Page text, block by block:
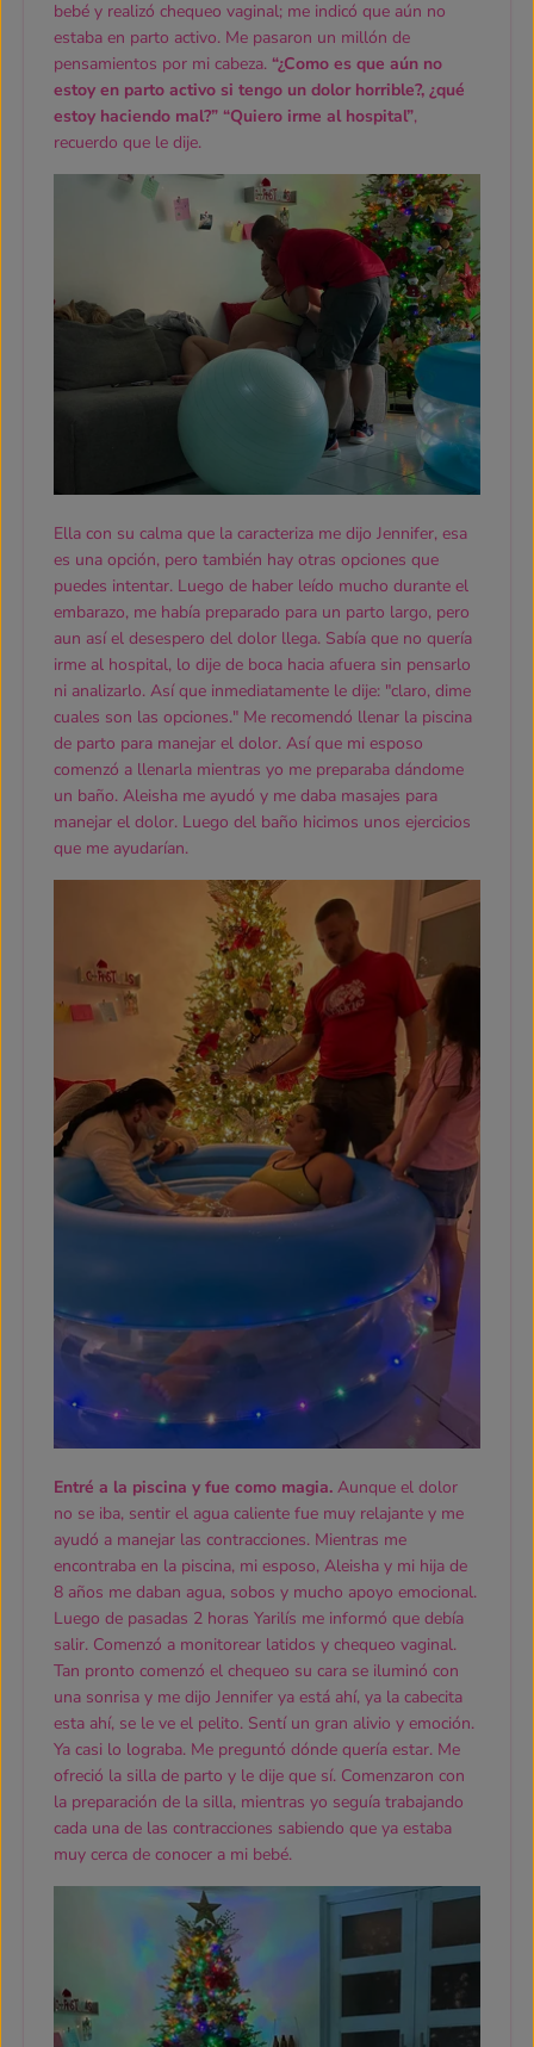
bebé y realizó chequeo vaginal; me indicó que aún no
estaba en parto activo. Me pasaron un millón de
pensamientos por mi cabeza. “¿Como es que aún no
estoy en parto activo si tengo un dolor horrible?, ¿qué
estoy haciendo mal?” “Quiero irme al hospital”,
recuerdo que le dije.
Ella con su calma que la caracteriza me dijo Jennifer, esa
es una opción, pero también hay otras opciones que
puedes intentar. Luego de haber leído mucho durante el
embarazo, me había preparado para un parto largo, pero
aun así el desespero del dolor llega. Sabía que no quería
irme al hospital, lo dije de boca hacia afuera sin pensarlo
ni analizarlo. Así que inmediatamente le dije: "claro, dime
cuales son las opciones." Me recomendó llenar la piscina
de parto para manejar el dolor. Así que mi esposo
comenzó a llenarla mientras yo me preparaba dándome
un baño. Aleisha me ayudó y me daba masajes para
manejar el dolor. Luego del baño hicimos unos ejercicios
que me ayudarían.
Entré a la piscina y fue como magia. Aunque el dolor
no se iba, sentir el agua caliente fue muy relajante y me
ayudó a manejar las contracciones. Mientras me
encontraba en la piscina, mi esposo, Aleisha y mi hija de
8 años me daban agua, sobos y mucho apoyo emocional.
Luego de pasadas 2 horas Yarilís me informó que debía
salir. Comenzó a monitorear latidos y chequeo vaginal.
Tan pronto comenzó el chequeo su cara se iluminó con
una sonrisa y me dijo Jennifer ya está ahí, ya la cabecita
esta ahí, se le ve el pelito. Sentí un gran alivio y emoción.
Ya casi lo lograba. Me preguntó dónde quería estar. Me
ofreció la silla de parto y le dije que sí. Comenzaron con
la preparación de la silla, mientras yo seguía trabajando
cada una de las contracciones sabiendo que ya estaba
muy cerca de conocer a mi bebé.